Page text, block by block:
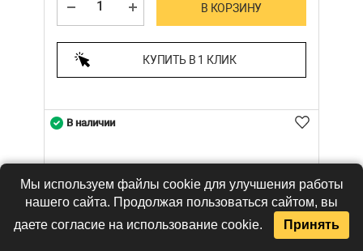
В КОРЗИНУ
КУПИТЬ В 1 КЛИК
В наличии
Мы используем файлы cookie для улучшения работы
нашего сайта. Продолжая пользоваться сайтом, вы
даете согласие на использование cookie.
Принять